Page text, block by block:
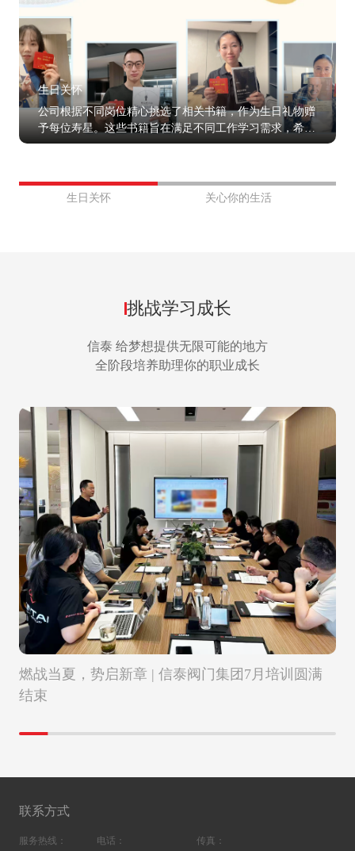
生日关怀
公司根据不同岗位精心挑选了相关书籍，作为生日礼物赠
予每位寿星。这些书籍旨在满足不同工作学习需求，希望
大家能感受到公司满满的心意！
生日关怀 关心你的生活
挑战学习成长
信泰 给梦想提供无限可能的地方
全阶段培养助理你的职业成长
燃战当夏，势启新章 | 信泰阀门集团7月培训圆满
结束
联系方式
服务热线： 电话： 传真：